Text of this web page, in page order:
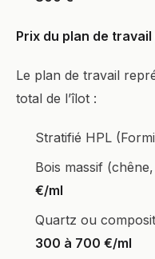
Prix du plan de
Le plan de travail
total de l’îlot :
Stratifié HPL
Bois massif
€/ml
Quartz ou
300 à 700 €/ml